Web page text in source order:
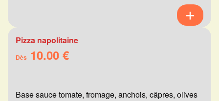
Pizza napolitaine
Dès 10.00 €
Base sauce tomate, fromage, anchois, câpres, olives